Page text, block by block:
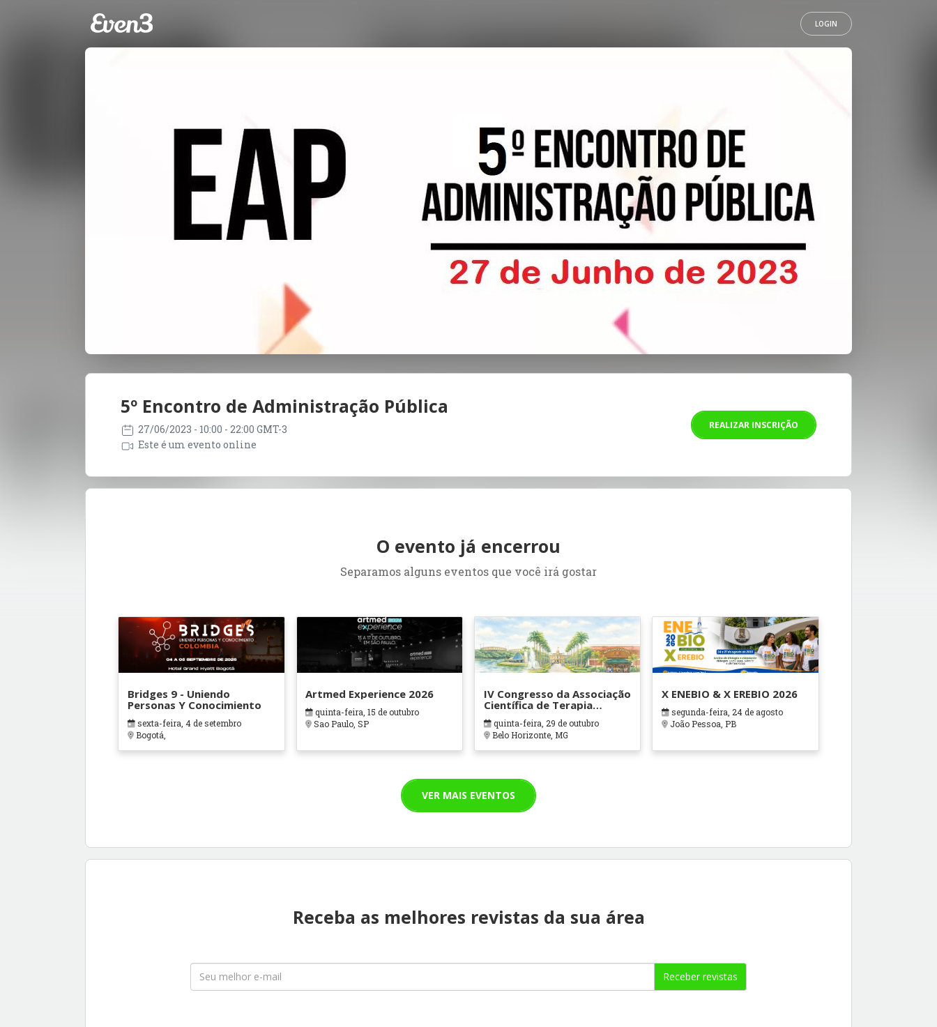
LOGIN
5º Encontro de Administração Pública
27/06/2023 - 10:00 - 22:00 GMT-3
Este é um evento online
REALIZAR INSCRIÇÃO
O evento já encerrou
Separamos alguns eventos que você irá gostar
Bridges 9 - Uniendo
Personas Y Conocimiento
sexta-feira, 4 de setembro
Bogotá,
Artmed Experience 2026
quinta-feira, 15 de outubro
Sao Paulo, SP
IV Congresso da Associação
Científica de Terapia
Ocupacional em Contextos
Hospitalares e Cuidados
Paliativos - ATOHOSP
quinta-feira, 29 de outubro
Belo Horizonte, MG
X ENEBIO & X EREBIO 2026
segunda-feira, 24 de agosto
João Pessoa, PB
VER MAIS EVENTOS
Receba as melhores revistas da sua área
Receber revistas